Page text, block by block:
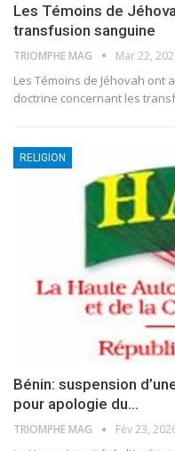
Les Témoins de
transfusion sanguine
TRIOMPHE MAG Mar 22,
Les Témoins de Jéhovah
doctrine concernant les
RELIGION
Bénin: suspension
pour apologie du…
TRIOMPHE MAG Fév 23,